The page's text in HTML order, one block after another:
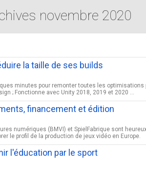
novembre 2020
la taille de ses builds
minutes pour remonter toutes les
; Fonctionne avec Unity 2018, 2019 et 2020 ...
financement et édition
numériques (BMVI) et SpielFabrique sont
le profil de la production de jeux vidéo en Europe.
l'éducation par le sport